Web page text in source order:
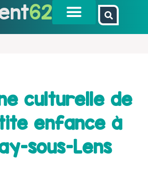
62
culturelle de
enfance à
sous-Lens